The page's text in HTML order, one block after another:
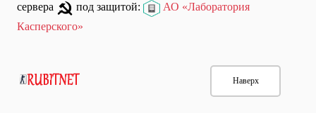
Наверх
сервера
под защитой:
АО «Лаборатория
Касперского»